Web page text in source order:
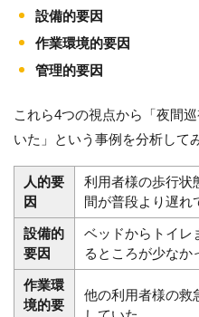
設備的要因
作業環境的要因
管理的要因
これら4つの視点から「夜間
いた」という事例を分析して
人的要
因
利用者様の歩行状
間が普段より遅れ
設備的
要因
ベッドからトイレ
るところが少なか
作業環
境的要
他の利用者様の救